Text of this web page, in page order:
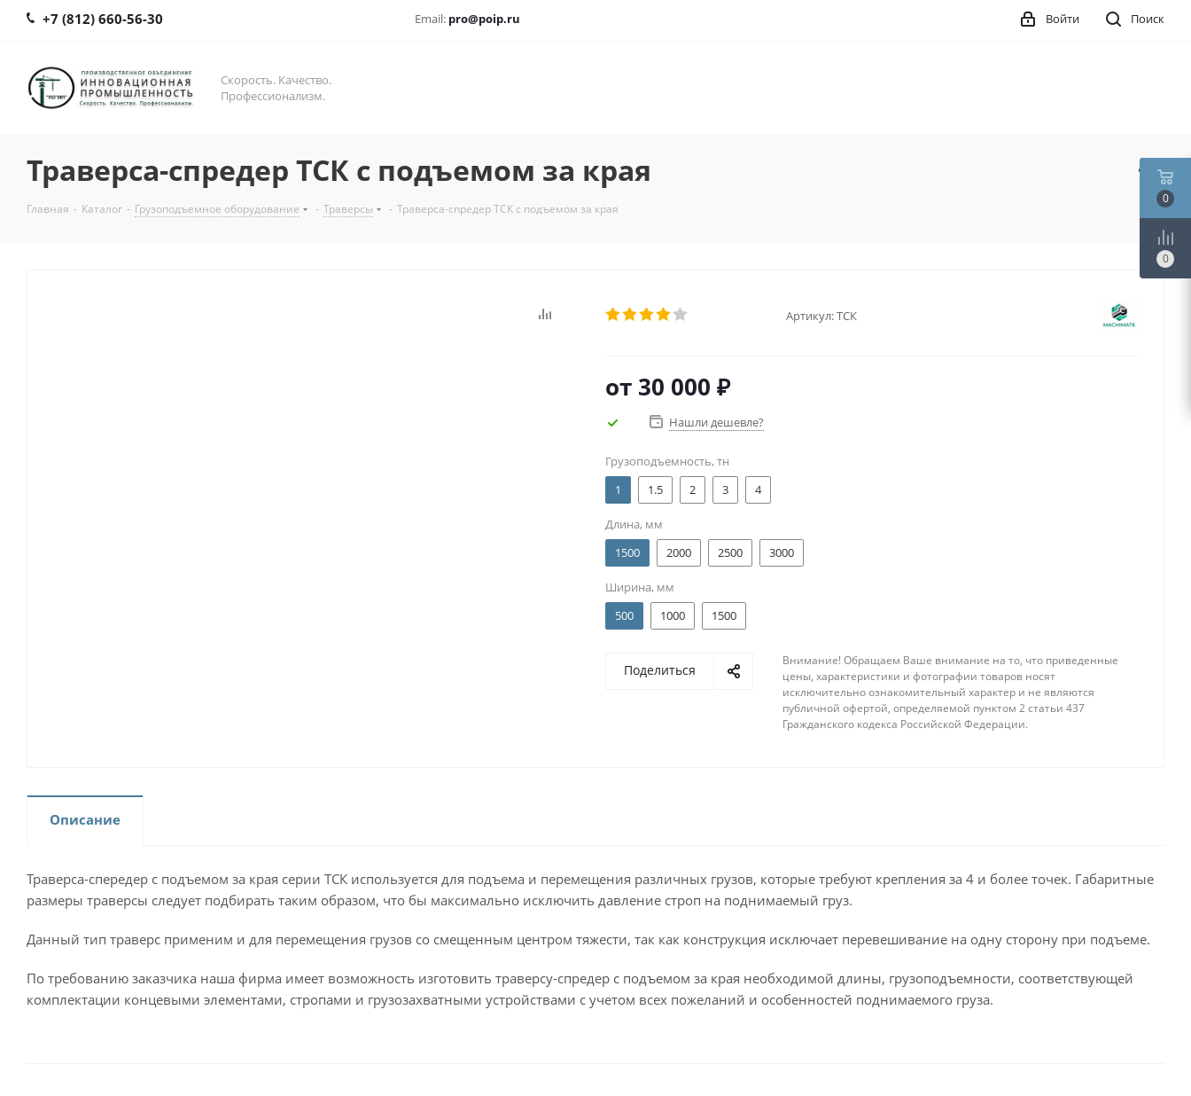
+7 (812) 660-56-30 Email: pro@poip.ru Поиск
Войти
Скорость. Качество.
Профессионализм.
Траверса-спредер ТСК с подъемом за края
Главная - Каталог - Грузоподъемное оборудование - Траверсы - Траверса-спредер ТСК с подъемом за края
Артикул:ТСК
от 30 000 ₽
Нашли дешевле?
Грузоподъемность, тн
1
1.5 2 3 4
Длина, мм
1500
2000 2500 3000
Ширина, мм
500
1000 1500
Поделиться
Внимание! Обращаем Ваше внимание на то, что приведенные
цены, характеристики и фотографии товаров носят
исключительно ознакомительный характер и не являются
публичной офертой, определяемой пунктом 2 статьи 437
Гражданского кодекса Российской Федерации.
Описание
Траверса-спередер с подъемом за края серии ТСК используется для подъема и перемещения различных грузов, которые требуют крепления за 4 и более точек. Габаритные
размеры траверсы следует подбирать таким образом, что бы максимально исключить давление строп на поднимаемый груз.
Данный тип траверс применим и для перемещения грузов со смещенным центром тяжести, так как конструкция исключает перевешивание на одну сторону при подъеме.
По требованию заказчика наша фирма имеет возможность изготовить траверсу-спредер с подъемом за края необходимой длины, грузоподъемности, соответствующей
комплектации концевыми элементами, стропами и грузозахватными устройствами с учетом всех пожеланий и особенностей поднимаемого груза.
0
0